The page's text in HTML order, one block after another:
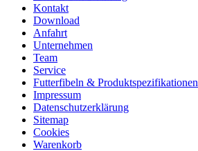
Kontakt
Download
Anfahrt
Unternehmen
Team
Service
Futterfibeln & Produktspezifikationen
Impressum
Datenschutzerklärung
Sitemap
Cookies
Warenkorb